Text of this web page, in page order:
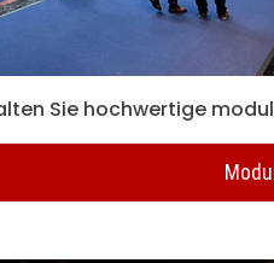
Sie hochwertige